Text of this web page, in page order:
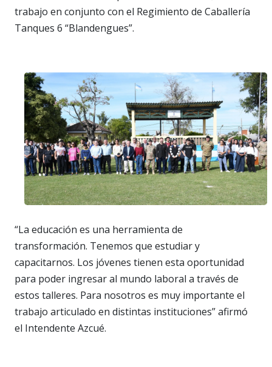
trabajo en conjunto con el Regimiento de Caballería
Tanques 6 “Blandengues”.
“La educación es una herramienta de
transformación. Tenemos que estudiar y
capacitarnos. Los jóvenes tienen esta oportunidad
para poder ingresar al mundo laboral a través de
estos talleres. Para nosotros es muy importante el
trabajo articulado en distintas instituciones” afirmó
el Intendente Azcué.